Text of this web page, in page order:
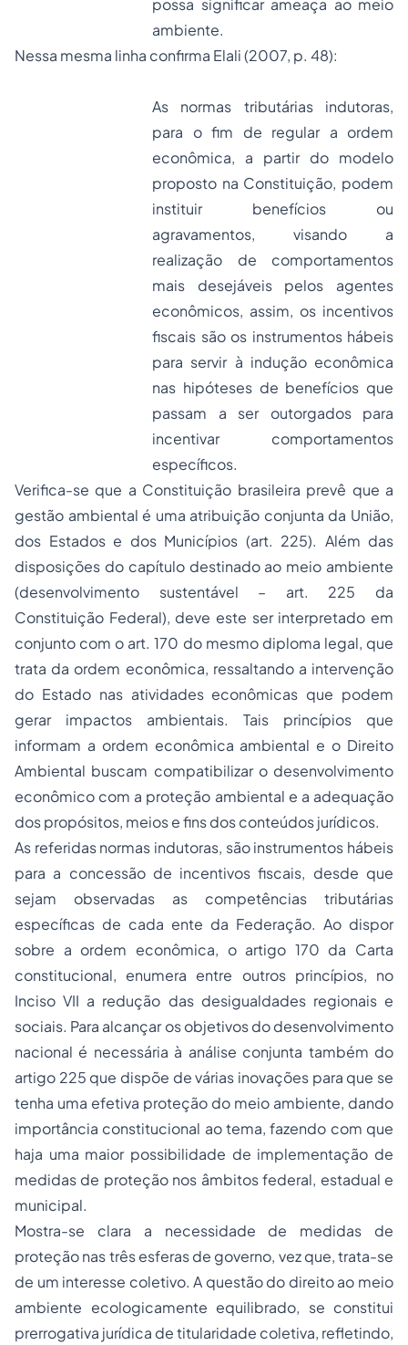
possa significar ameaça ao meio
ambiente.
Nessa mesma linha confirma Elali (2007, p. 48):
As normas tributárias indutoras,
para o fim de regular a ordem
econômica, a partir do modelo
proposto na Constituição, podem
instituir benefícios ou
agravamentos, visando a
realização de comportamentos
mais desejáveis pelos agentes
econômicos, assim, os incentivos
fiscais são os instrumentos hábeis
para servir à indução econômica
nas hipóteses de benefícios que
passam a ser outorgados para
incentivar comportamentos
específicos.
Verifica-se que a Constituição brasileira prevê que a
gestão ambiental é uma atribuição conjunta da União,
dos Estados e dos Municípios (art. 225). Além das
disposições do capítulo destinado ao meio ambiente
(desenvolvimento sustentável – art. 225 da
Constituição Federal), deve este ser interpretado em
conjunto com o art. 170 do mesmo diploma legal, que
trata da ordem econômica, ressaltando a intervenção
do Estado nas atividades econômicas que podem
gerar impactos ambientais. Tais princípios que
informam a ordem econômica ambiental e o Direito
Ambiental buscam compatibilizar o desenvolvimento
econômico com a proteção ambiental e a adequação
dos propósitos, meios e fins dos conteúdos jurídicos.
As referidas normas indutoras, são instrumentos hábeis
para a concessão de incentivos fiscais, desde que
sejam observadas as competências tributárias
específicas de cada ente da Federação. Ao dispor
sobre a ordem econômica, o artigo 170 da Carta
constitucional, enumera entre outros princípios, no
Inciso VII a redução das desigualdades regionais e
sociais. Para alcançar os objetivos do desenvolvimento
nacional é necessária à análise conjunta também do
artigo 225 que dispõe de várias inovações para que se
tenha uma efetiva proteção do meio ambiente, dando
importância constitucional ao tema, fazendo com que
haja uma maior possibilidade de implementação de
medidas de proteção nos âmbitos federal, estadual e
municipal.
Mostra-se clara a necessidade de medidas de
proteção nas três esferas de governo, vez que, trata-se
de um interesse coletivo. A questão do direito ao meio
ambiente ecologicamente equilibrado, se constitui
prerrogativa jurídica de titularidade coletiva, refletindo,